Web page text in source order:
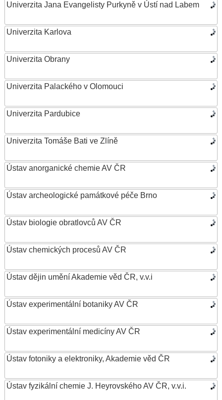
Univerzita Jana Evangelisty Purkyně v Ústí nad Labem
Univerzita Karlova
Univerzita Obrany
Univerzita Palackého v Olomouci
Univerzita Pardubice
Univerzita Tomáše Bati ve Zlíně
Ústav anorganické chemie AV ČR
Ústav archeologické památkové péče Brno
Ústav biologie obratlovců AV ČR
Ústav chemických procesů AV ČR
Ústav dějin umění Akademie věd ČR, v.v.i
Ústav experimentální botaniky AV ČR
Ústav experimentální medicíny AV ČR
Ústav fotoniky a elektroniky, Akademie věd ČR
Ústav fyzikální chemie J. Heyrovského AV ČR, v.v.i.